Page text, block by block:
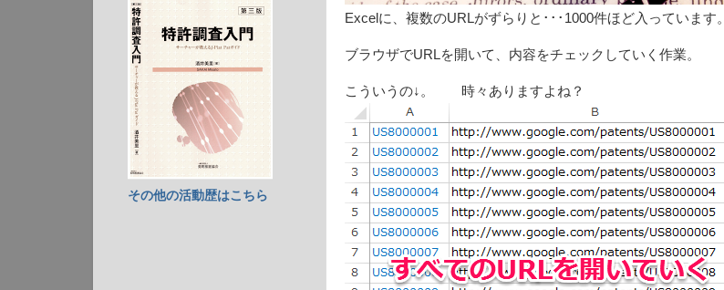
Excelに、複数のURLがずらりと･･･1000件ほど入っています。
ブラウザでURLを開いて、内容をチェックしていく作業。
こういうの↓。 時々ありますよね？
その他の活動歴はこちら